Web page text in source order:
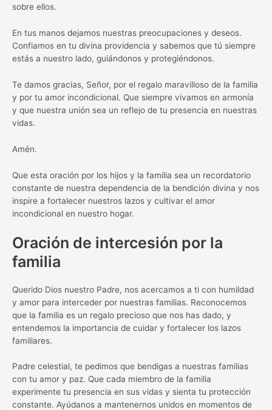
sobre ellos.
En tus manos dejamos nuestras preocupaciones y deseos.
Confiamos en tu divina providencia y sabemos que tú siempre
estás a nuestro lado, guiándonos y protegiéndonos.
Te damos gracias, Señor, por el regalo maravilloso de la familia
y por tu amor incondicional. Que siempre vivamos en armonía
y que nuestra unión sea un reflejo de tu presencia en nuestras
vidas.
Amén.
Que esta oración por los hijos y la familia sea un recordatorio
constante de nuestra dependencia de la bendición divina y nos
inspire a fortalecer nuestros lazos y cultivar el amor
incondicional en nuestro hogar.
Oración de intercesión por la
familia
Querido Dios nuestro Padre, nos acercamos a ti con humildad
y amor para interceder por nuestras familias. Reconocemos
que la familia es un regalo precioso que nos has dado, y
entendemos la importancia de cuidar y fortalecer los lazos
familiares.
Padre celestial, te pedimos que bendigas a nuestras familias
con tu amor y paz. Que cada miembro de la familia
experimente tu presencia en sus vidas y sienta tu protección
constante. Ayúdanos a mantenernos unidos en momentos de